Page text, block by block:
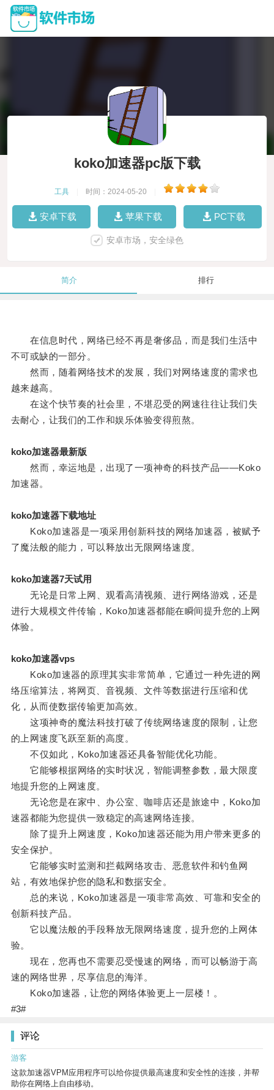
koko加速器pc版下载
工具 时间：2024-05-20
安卓下载 苹果下载 PC下载
安卓市场，安全绿色
简介 排行
在信息时代，网络已经不再是奢侈品，而是我们生活中
不可或缺的一部分。
然而，随着网络技术的发展，我们对网络速度的需求也
越来越高。
在这个快节奏的社会里，不堪忍受的网速往往让我们失
去耐心，让我们的工作和娱乐体验变得煎熬。
koko加速器最新版
然而，幸运地是，出现了一项神奇的科技产品——Koko
加速器。
koko加速器下载地址
Koko加速器是一项采用创新科技的网络加速器，被赋予
了魔法般的能力，可以释放出无限网络速度。
koko加速器7天试用
无论是日常上网、观看高清视频、进行网络游戏，还是
进行大规模文件传输，Koko加速器都能在瞬间提升您的上网
体验。
koko加速器vps
Koko加速器的原理其实非常简单，它通过一种先进的网
络压缩算法，将网页、音视频、文件等数据进行压缩和优
化，从而使数据传输更加高效。
这项神奇的魔法科技打破了传统网络速度的限制，让您
的上网速度飞跃至新的高度。
不仅如此，Koko加速器还具备智能优化功能。
它能够根据网络的实时状况，智能调整参数，最大限度
地提升您的上网速度。
无论您是在家中、办公室、咖啡店还是旅途中，Koko加
速器都能为您提供一致稳定的高速网络连接。
除了提升上网速度，Koko加速器还能为用户带来更多的
安全保护。
它能够实时监测和拦截网络攻击、恶意软件和钓鱼网
站，有效地保护您的隐私和数据安全。
总的来说，Koko加速器是一项非常高效、可靠和安全的
创新科技产品。
它以魔法般的手段释放无限网络速度，提升您的上网体
验。
现在，您再也不需要忍受慢速的网络，而可以畅游于高
速的网络世界，尽享信息的海洋。
Koko加速器，让您的网络体验更上一层楼！。
#3#
评论
游客
这款加速器VPM应用程序可以给你提供最高速度和安全性的连接，并帮
助你在网络上自由移动。